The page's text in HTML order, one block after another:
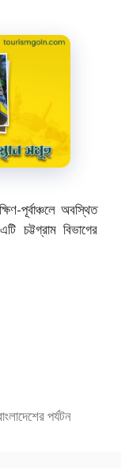
পূর্বাঞ্চলে অবস্থিত
চট্টগ্রাম বিভাগের
পর্যটন